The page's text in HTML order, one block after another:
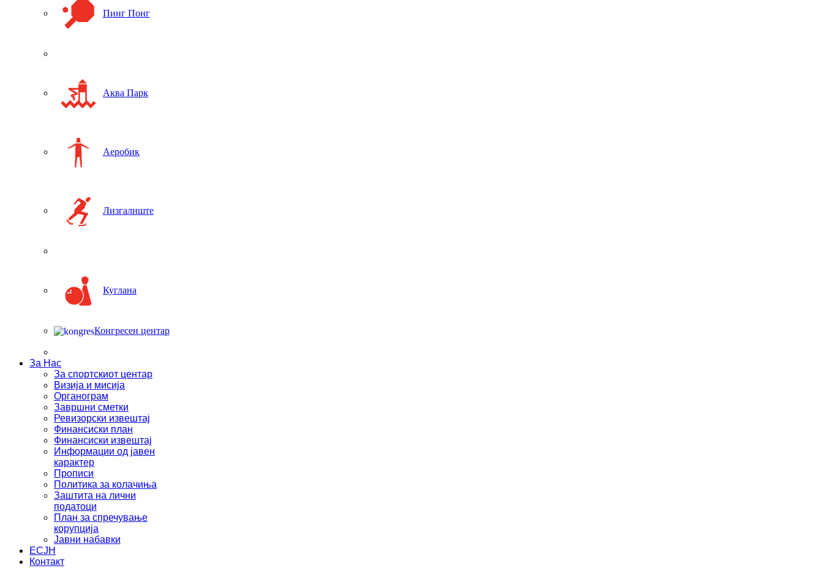
Пинг Понг
Аква Парк
Аеробик
Лизгалиште
Куглана
Конгресен центар
За Нас
За спортскиот центар
Визија и мисија
Органограм
Завршни сметки
Ревизорски извештај
Финансиски план
Финансиски извештај
Информации од јавен
карактер
Прописи
Политика за колачиња
Заштита на лични
податоци
План за спречување
корупција
Јавни набавки
ЕСЈН
Контакт